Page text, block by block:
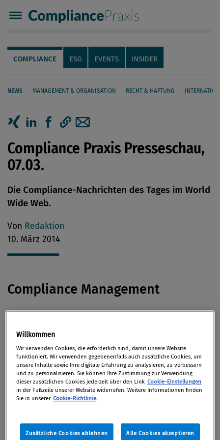
Compliance Praxis
Servicenavigation
Navigation
COMPLIANCE ESG EVENTS INSIDER
NEWS MANAGEMENT & ORGANISATION RECHT & HAFTUNG
Seiteninhalt
Artikel auf Xing teilen
Artikel auf linkedIn teilen
Artikel auf Facebook teilen
Artikellink kopieren
Artikel per Mail teilen
Compliance Praxis Presseschau,
07.03.
Die Compliance-Nachrichten des Tages im World
Wide Web.
Von Redaktion
10. März 2014
Compliance Management
Konzernen. Doch ist
wichtig? Das bejaht der Jurist Sebastian Baur am
FachportalGründerszene.de.
Antikorruption
Wie der„Standard“berichtet, könnte ein Swap-
Geschäft aus 2008 mit der Stadt Stockerau für die
Willkommen
Wir verwenden Cookies, die erforderlich sind, damit unsere Website
funktioniert. Wir verwenden gegebenenfalls auch zusätzliche Cookies, um
unsere Inhalte sowie Ihre digitale Erfahrung zu analysieren, zu verbessern
und zu personalisieren. Sie können Ihre Zustimmung zur Verwendung
dieser zusätzlichen Cookies jederzeit über den Link Cookie-Einstellungen
in der Fußzeile unserer Website widerrufen. Weitere Informationen finden
Sie in unserer Cookie-Richtlinie.
Zusätzliche Cookies ablehnen Alle Cookies akzeptieren